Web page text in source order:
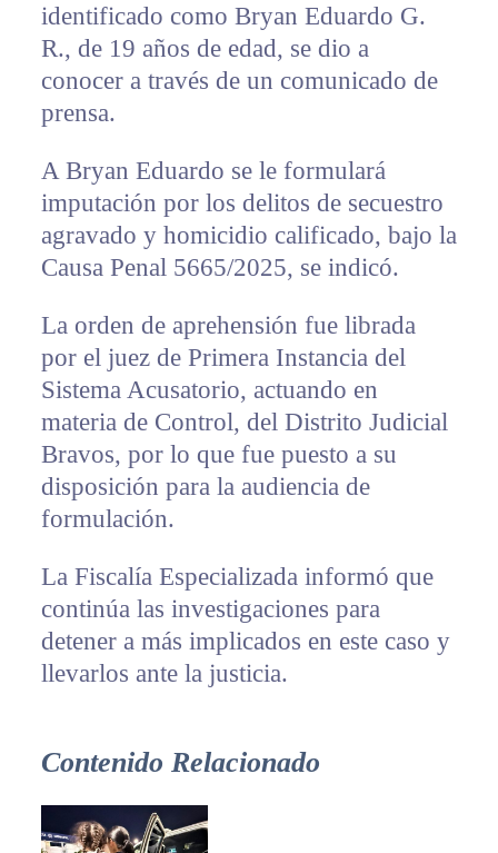
identificado como Bryan Eduardo G.
R., de 19 años de edad, se dio a
conocer a través de un comunicado de
prensa.
A Bryan Eduardo se le formulará
imputación por los delitos de secuestro
agravado y homicidio calificado, bajo la
Causa Penal 5665/2025, se indicó.
La orden de aprehensión fue librada
por el juez de Primera Instancia del
Sistema Acusatorio, actuando en
materia de Control, del Distrito Judicial
Bravos, por lo que fue puesto a su
disposición para la audiencia de
formulación.
La Fiscalía Especializada informó que
continúa las investigaciones para
detener a más implicados en este caso y
llevarlos ante la justicia.
Contenido Relacionado